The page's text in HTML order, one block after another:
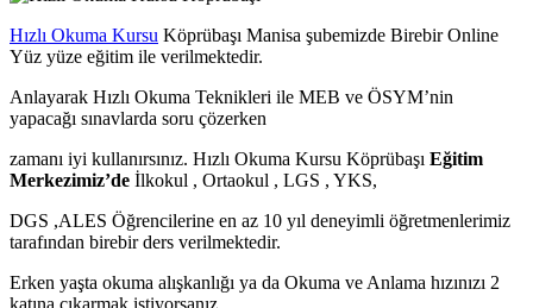
Hızlı Okuma Kursu Köprübaşı Manisa şubemizde Birebir Online
Yüz yüze eğitim ile verilmektedir.
Anlayarak Hızlı Okuma Teknikleri ile MEB ve ÖSYM’nin
yapacağı sınavlarda soru çözerken
zamanı iyi kullanırsınız. Hızlı Okuma Kursu Köprübaşı Eğitim
Merkezimiz’de İlkokul , Ortaokul , LGS , YKS,
DGS ,ALES Öğrencilerine en az 10 yıl deneyimli öğretmenlerimiz
tarafından birebir ders verilmektedir.
Erken yaşta okuma alışkanlığı ya da Okuma ve Anlama hızınızı 2
katına çıkarmak istiyorsanız